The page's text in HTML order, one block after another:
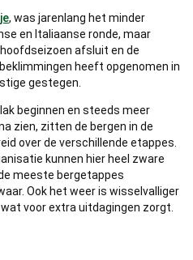
, was jarenlang het minder
en Italiaanse ronde, maar
afsluit en de
heeft opgenomen in
gestegen.
beginnen en steeds meer
zien, zitten de bergen in de
over de verschillende etappes.
kunnen hier heel zware
meeste bergetappes
Ook het weer is wisselvalliger
voor extra uitdagingen zorgt.